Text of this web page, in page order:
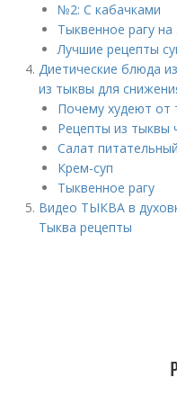
№2: С кабачками
Тыквенное рагу на
Лучшие рецепты
Диетические блюда
из тыквы для
Почему худеют от
Рецепты из тыквы
Салат питательный
Крем-суп
Тыквенное рагу
Видео ТЫКВА в
Тыква рецепты